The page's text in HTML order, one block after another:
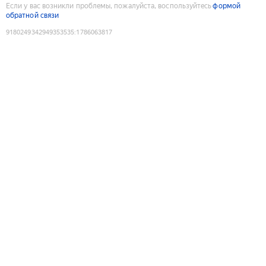
Если у вас возникли проблемы, пожалуйста, воспользуйтесьформой
обратной связи
9180249342949353535:1786063817